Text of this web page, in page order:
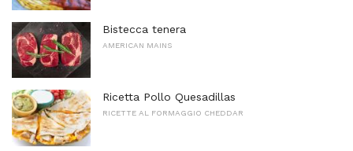
Bistecca tenera
AMERICAN MAINS
Ricetta Pollo Quesadillas
RICETTE AL FORMAGGIO CHEDDAR